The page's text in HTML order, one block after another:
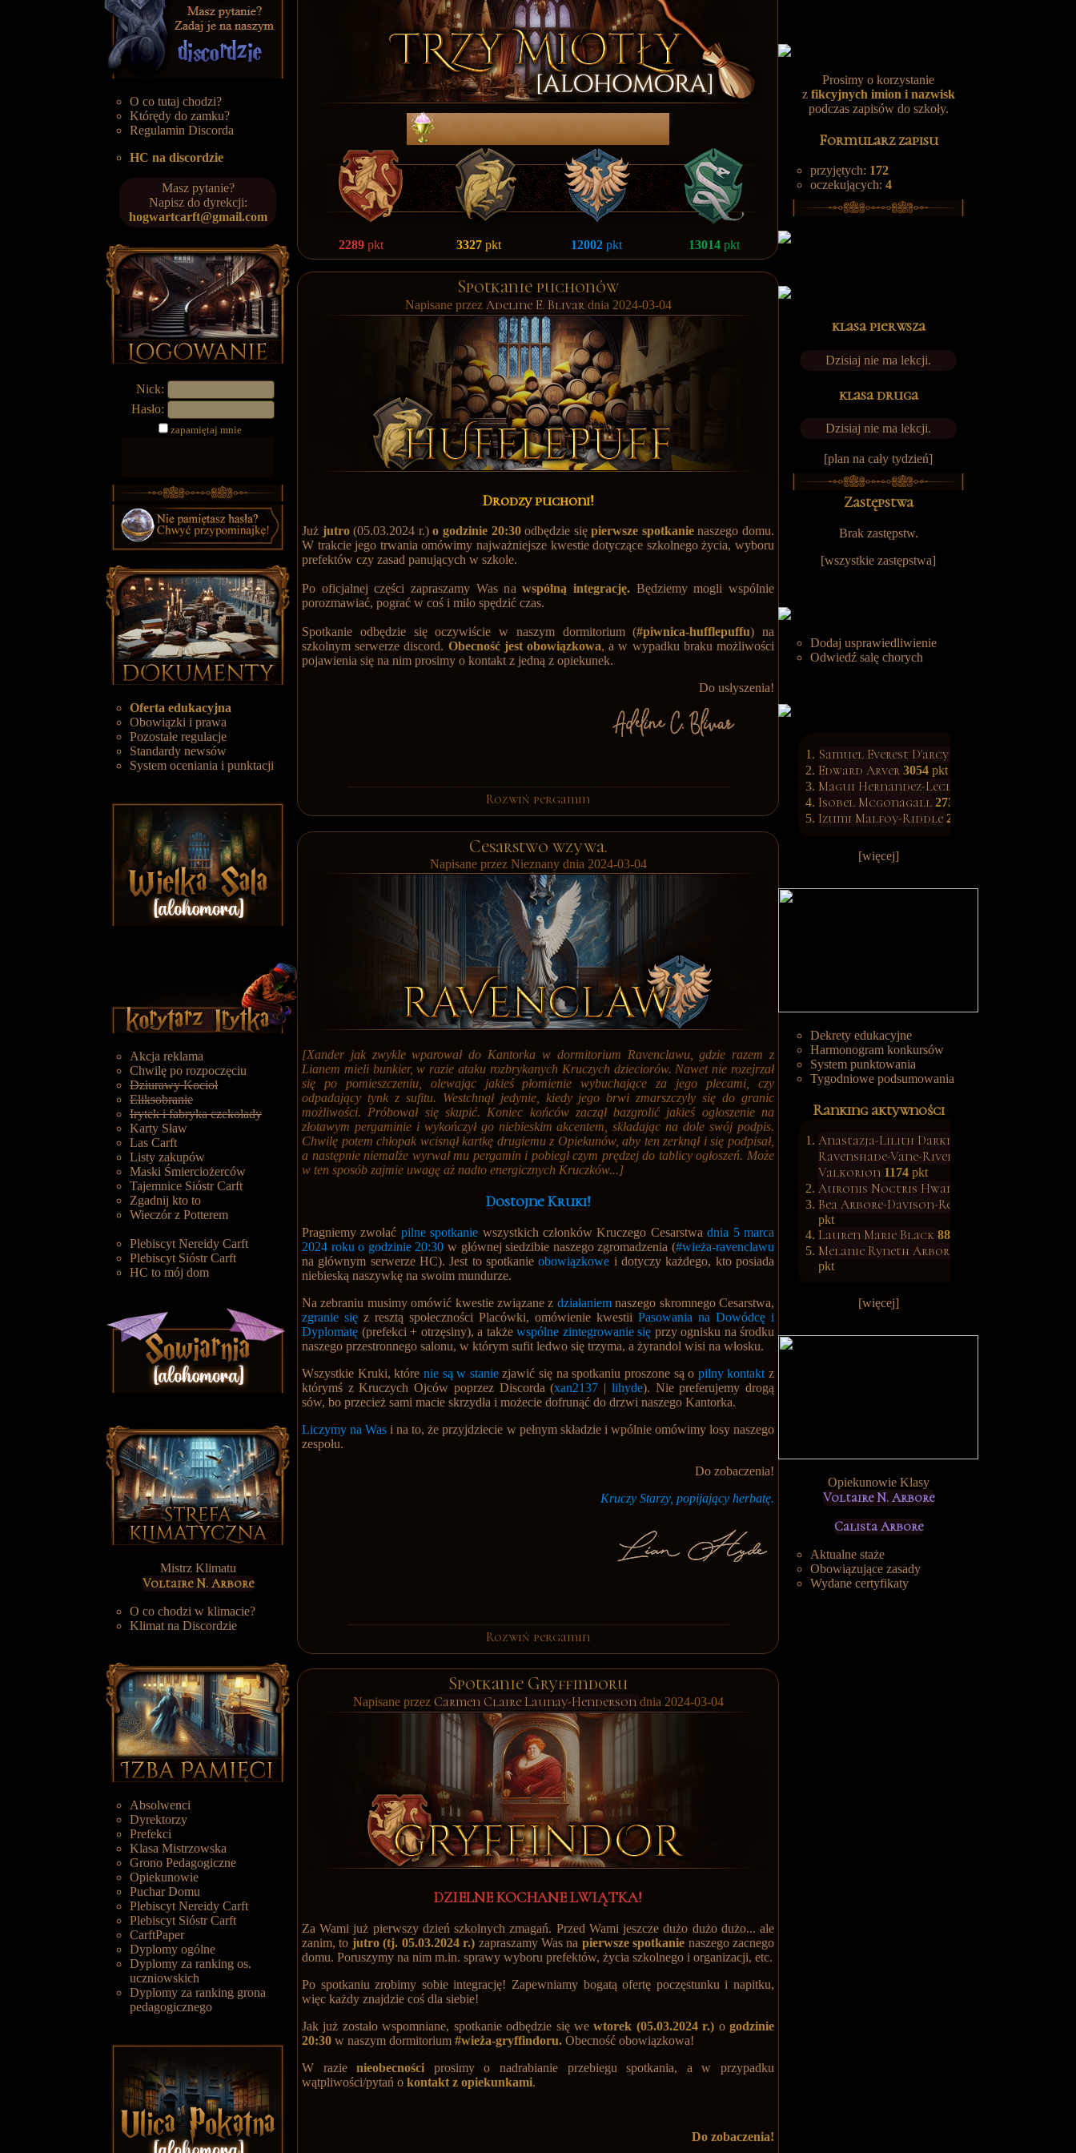
O co tutaj chodzi?
Którędy do zamku?
Regulamin Discorda
HC na discordzie
Masz pytanie?
Napisz do dyrekcji:
hogwartcarft@gmail.com
Nick:
Hasło:
zapamiętaj mnie
Oferta edukacyjna
Obowiązki i prawa
Pozostałe regulacje
Standardy newsów
System oceniania i punktacji
Akcja reklama
Chwilę po rozpoczęciu
Dziurawy Kocioł
Eliksobranie
Irytek i fabryka czekolady
Karty Sław
Las Carft
Listy zakupów
Maski Śmierciożerców
Tajemnice Sióstr Carft
Zgadnij kto to
Wieczór z Potterem
Plebiscyt Nereidy Carft
Plebiscyt Sióstr Carft
HC to mój dom
Mistrz Klimatu
Voltaire N. Arbore
O co chodzi w klimacie?
Klimat na Discordzie
Absolwenci
Dyrektorzy
Prefekci
Klasa Mistrzowska
Grono Pedagogiczne
Opiekunowie
Puchar Domu
Plebiscyt Nereidy Carft
Plebiscyt Sióstr Carft
CarftPaper
Dyplomy ogólne
Dyplomy za ranking os.
uczniowskich
Dyplomy za ranking grona
pedagogicznego
RanKing DomÓw
2289pkt 3327pkt 12002 pkt 13014pkt
Spotkanie puchonów
Napisane przez Adeline E. Blivar dnia 2024-03-04
Drodzy puchoni!
Już jutro (05.03.2024 r.)o godzinie 20:30odbędzie siępierwsze spotkanienaszego domu.
W trakcie jego trwania omówimy najważniejsze kwestie dotyczące szkolnego życia, wyboru
prefektów czy zasad panujących w szkole.
Po oficjalnej części zapraszamy Was nawspólną integrację.Będziemy mogli wspólnie
porozmawiać, pograć w coś i miło spędzić czas.
Spotkanie odbędzie się oczywiście w naszym dormitorium (#piwnica-hufflepuffu) na
szkolnym serwerze discord. Obecność jest obowiązkowa, a w wypadku braku możliwości
pojawienia się na nim prosimy o kontakt z jedną z opiekunek.
Do usłyszenia!
Rozwiń pergamin
Cesarstwo wzywa.
Napisane przez Nieznany dnia 2024-03-04
[Xander jak zwykle wparował do Kantorka w dormitorium Ravenclawu, gdzie razem z
Lianem mieli bunkier, w razie ataku rozbrykanych Kruczych dzieciorów. Nawet nie rozejrzał
się po pomieszczeniu, olewając jakieś płomienie wybuchające za jego plecami, czy
odpadający tynk z sufitu. Westchnął jedynie, kiedy jego brwi zmarszczyły się do granic
możliwości. Próbował się skupić. Koniec końców zaczął bazgrolić jakieś ogłoszenie na
złotawym pergaminie i wykończył go niebieskim akcentem, składając na dole swój podpis.
Chwilę potem chłopak wcisnął kartkę drugiemu z Opiekunów, aby ten zerknął i się podpisał,
a następnie niemalże wyrwał mu pergamin i pobiegł czym prędzej do tablicy ogłoszeń. Może
w ten sposób zajmie uwagę aż nadto energicznych Kruczków...]
Dostojne Kruki!
Pragniemy zwołać pilne spotkanie wszystkich członków Kruczego Cesarstwadnia 5 marca
2024 roku o godzinie 20:30 w głównej siedzibie naszego zgromadzenia (#wieża-ravenclawu
na głównym serwerze HC). Jest to spotkanieobowiązkowe i dotyczy każdego, kto posiada
niebieską naszywkę na swoim mundurze.
Na zebraniu musimy omówić kwestie związane z działaniemnaszego skromnego Cesarstwa,
zgranie się z resztą społeczności Placówki, omówienie kwestii Pasowania na Dowódcę i
Dyplomatę (prefekci + otrzęsiny), a także wspólne zintegrowanie się przy ognisku na środku
naszego przestronnego salonu, w którym sufit ledwo się trzyma, a żyrandol wisi na włosku.
Wszystkie Kruki, które nie są w staniezjawić się na spotkaniu proszone są o pilny kontakt z
którymś z Kruczych Ojców poprzez Discorda (xan2137 | lihyde). Nie preferujemy drogą
sów, bo przecież sami macie skrzydła i możecie dofrunąć do drzwi naszego Kantorka.
Liczymy na Was i na to, że przyjdziecie w pełnym składzie i wpólnie omówimy losy naszego
zespołu.
Do zobaczenia!
Kruczy Starzy, popijający herbatę.
Rozwiń pergamin
Spotkanie Gryffindoru
Napisane przez Carmen Claire Launay-Henderson dnia 2024-03-04
DZIELNE KOCHANE LWIĄTKA!
Za Wami już pierwszy dzień szkolnych zmagań. Przed Wami jeszcze dużo dużo dużo... ale
zanim, to jutro (tj. 05.03.2024 r.) zapraszamy Was na pierwsze spotkanie naszego zacnego
domu. Poruszymy na nim m.in. sprawy wyboru prefektów, życia szkolnego i organizacji, etc.
Po spotkaniu zrobimy sobie integrację! Zapewniamy bogatą ofertę poczęstunku i napitku,
więc każdy znajdzie coś dla siebie!
Jak już zostało wspomniane, spotkanie odbędzie się wewtorek (05.03.2024 r.) ogodzinie
20:30 w naszym dormitorium #wieża-gryffindoru. Obecność obowiązkowa!
W razienieobecności prosimy o nadrabianie przebiegu spotkania, a w przypadku
wątpliwości/pytań o kontakt z opiekunkami.
Do zobaczenia!
Prosimy o korzystanie
z fikcyjnych imion i nazwisk
podczas zapisów do szkoły.
Formularz zapisu
przyjętych: 172
oczekujących: 4
klasa pierwsza
Dzisiaj nie ma lekcji.
klasa druga
Dzisiaj nie ma lekcji.
[plan na cały tydzień]
Zastępstwa
Brak zastępstw.
[wszystkie zastępstwa]
Dodaj usprawiedliwienie
Odwiedź salę chorych
Samuel Everest D'arcy
Edward Arver 3054 pkt
Magui Hernandez-Leclerc
Isobel Mcgonagall 2731
Izumi Malfoy-Riddle 2608
[więcej]
Dekrety edukacyjne
Harmonogram konkursów
System punktowania
Tygodniowe podsumowania
Ranking aktywności
Anastazja-Lilith Darkness-
Ravenshade-Vane-River-
Valkorion 1174 pkt
Auronis Noctris Hwang
Bea Arbore-Davison-Rettop
pkt
Lauren Marie Black 887
Melanie Ryneth Arbore-Wood
pkt
[więcej]
Opiekunowie Klasy
Voltaire N. Arbore
Calista Arbore
Aktualne staże
Obowiązujące zasady
Wydane certyfikaty